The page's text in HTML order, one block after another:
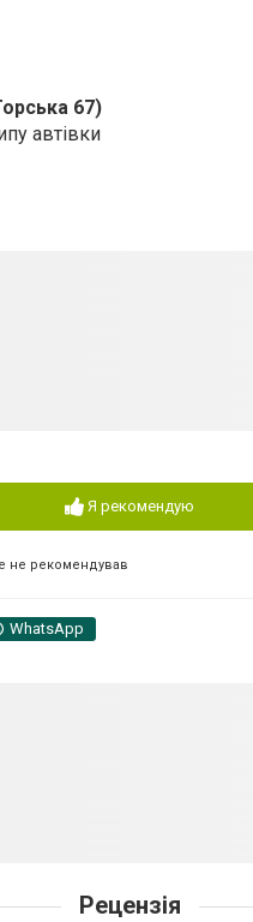
67)
автівки
Я рекомендую
не рекомендував
WhatsApp
Рецензія